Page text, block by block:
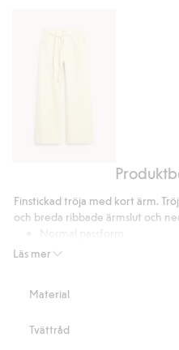
high
Läs mer
Finstickad tröja med kort ärm.
och breda ribbade ärmslut och
Kort ärm
Artikelnummer
Material
Tvättråd